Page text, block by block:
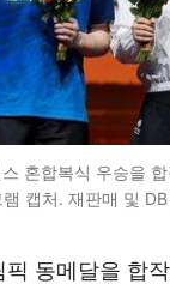
혼합복식 우승을
캡처. 재판매 및
동메달을 합